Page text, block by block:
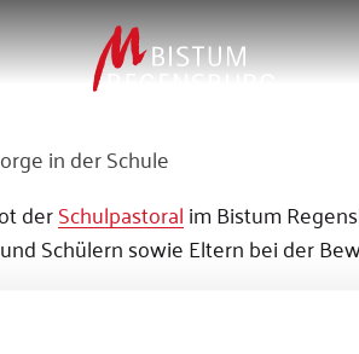
in der Schule
derSchulpastoralim Bistum
Schülern sowie Eltern bei der